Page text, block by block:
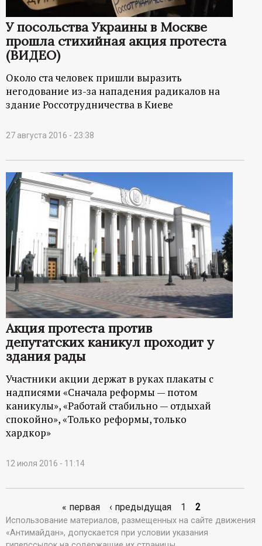
а
ц
и
о
ы
й
п
о
р
т
а
л
У посольства Украины в Москве
прошла стихийная акция протеста
(ВИДЕО)
Около ста человек пришли выразить
негодование из-за нападения радикалов на
здание Россотрудничества в Киеве
27 августа 2016 - 23:38
Акция протеста против
депутатских каникул проходит у
здания рады
Участники акции держат в руках плакаты с
надписями «Сначала реформы — потом
каникулы», «Работай стабильно — отдыхай
спокойно», «Только реформы, только
хардкор»
12 июля 2016 - 11:14
С
« первая ‹ предыдущая 1 2
Использование материалов, размещенных на сайте движения
«Антимайдан», допускается при условии указания